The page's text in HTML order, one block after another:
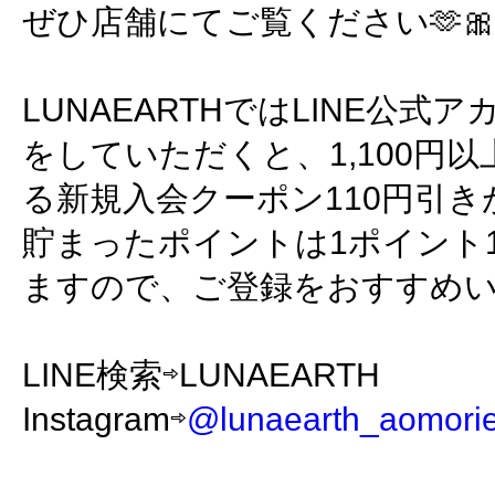
ぜひ店舗にてご覧ください🫶🎀
LUNAEARTHではLINE公式ア
をしていただくと、1,100円以
る新規入会クーポン110円引
貯まったポイントは1ポイン
ますので、ご登録をおすすめ
LINE検索⇨LUNAEARTH
Instagram⇨